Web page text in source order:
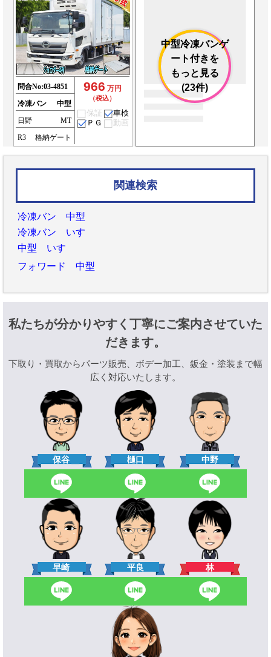
問合No:03-4851
冷凍バン
中型
日野
MT
R3
格納ゲート
966 万円
（税込）
保証
車検
ＰＧ
動画
中型冷凍バンゲ
ート付きを
もっと見る
(23件)
関連検索
冷凍バン 中型
冷凍バン いすゞ
中型 いすゞ
フォワード 中型
私たちが分かりやすく丁寧にご案内させていた
だきます。
下取り・買取からパーツ販売、ボデー加工、鈑金・塗装まで幅
広く対応いたします。
保谷 樋口 中野
早崎 平良 林